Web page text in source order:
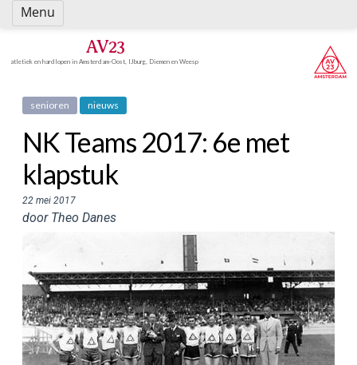
Spring
naar
AV23
atletiek en hardlopen in Amsterdam-Oost, IJburg, Diemen en Weesp
senioren nieuws
NK Teams 2017: 6e met
klapstuk
22 mei 2017
door Theo Danes
Menu